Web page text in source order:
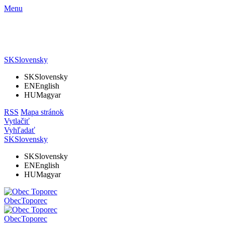
Menu
SKSlovensky
SKSlovensky
ENEnglish
HUMagyar
RSS Mapa stránok
Vytlačiť
Vyhľadať
SKSlovensky
SKSlovensky
ENEnglish
HUMagyar
ObecToporec
ObecToporec